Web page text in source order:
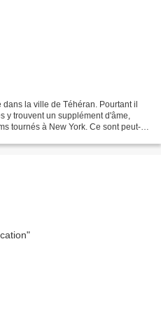
la ville de Téhéran. Pourtant il
y trouvent un supplément d'âme,
tournés à New York. Ce sont peut-